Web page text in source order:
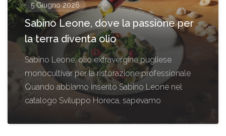
5 Giugno 2026
Sabino Leone, dove la passione per
la terra diventa olio
Sabino Leone: olio extravergine pugliese
monocultivar per la ristorazione professionale
Quando abbiamo inserito Sabino Leone nel
catalogo Sviluppo Horeca, sapevamo